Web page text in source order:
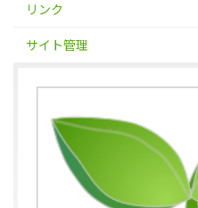
リンク
サイト管理